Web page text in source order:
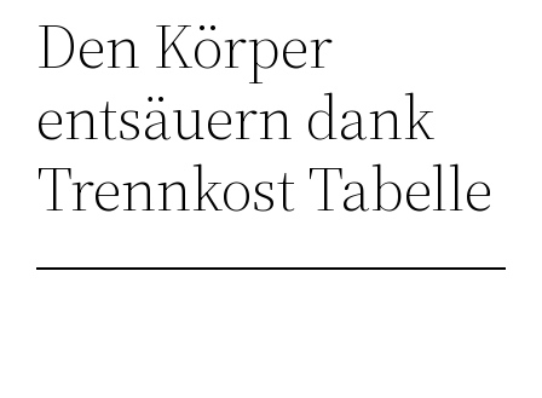
Den Körper
entsäuern dank
Trennkost Tabelle